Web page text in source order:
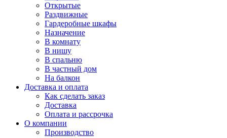
Открытые
Раздвижные
Гардеробные шкафы
Назначение
В комнату
В нишу
В спальню
В частный дом
На балкон
Доставка и оплата
Как сделать заказ
Доставка
Оплата и рассрочка
О компании
Производство